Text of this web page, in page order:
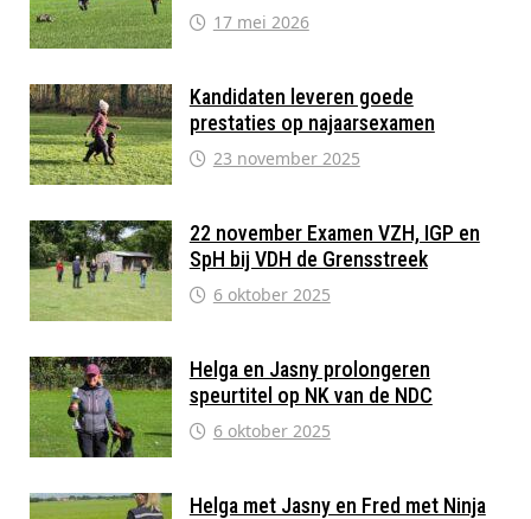
17 mei 2026
Kandidaten leveren goede
prestaties op najaarsexamen
23 november 2025
22 november Examen VZH, IGP en
SpH bij VDH de Grensstreek
6 oktober 2025
Helga en Jasny prolongeren
speurtitel op NK van de NDC
6 oktober 2025
Helga met Jasny en Fred met Ninja